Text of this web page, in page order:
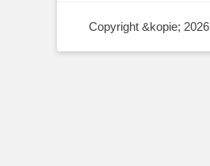
Copyright &kopie; 2026